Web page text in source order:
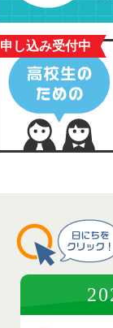
申し込み受付中